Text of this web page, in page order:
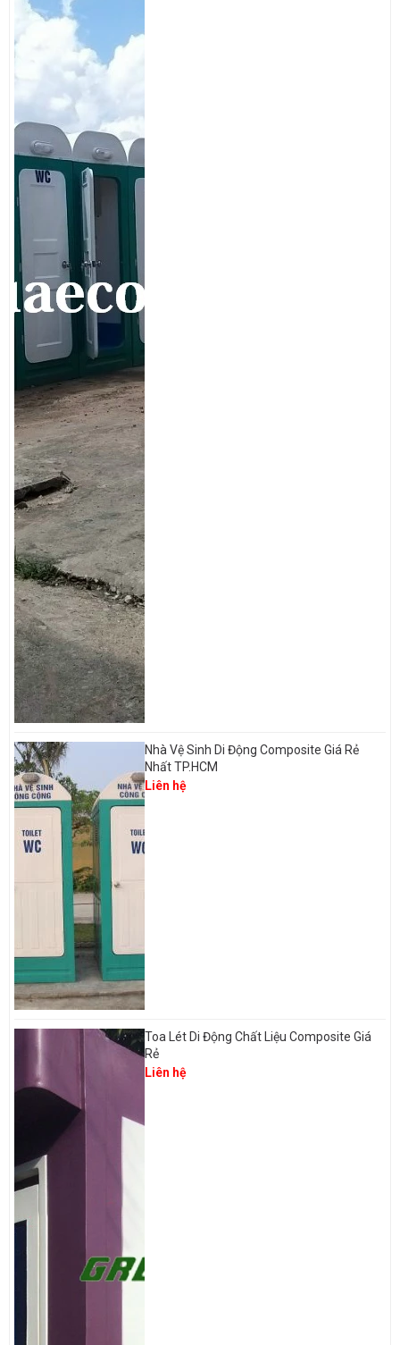
Nhà Vệ Sinh Di Động Composite Giá Rẻ
Nhất TP.HCM
Liên hệ
Toa Lét Di Động Chất Liệu Composite Giá
Rẻ
Liên hệ